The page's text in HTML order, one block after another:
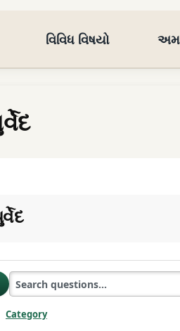
વિવિધ વિષયો
Category